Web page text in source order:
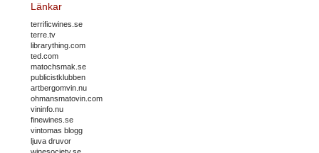
Länkar
terrificwines.se
terre.tv
librarything.com
ted.com
matochsmak.se
publicistklubben
artbergomvin.nu
ohmansmatovin.com
vininfo.nu
finewines.se
vintomas blogg
ljuva druvor